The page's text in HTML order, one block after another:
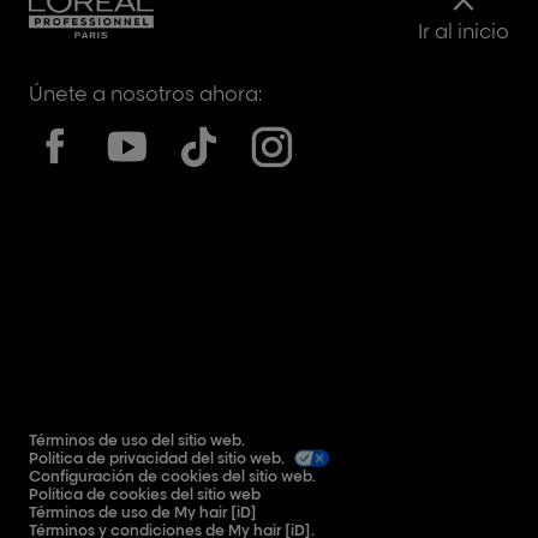
Ir al inicio
Únete a nosotros ahora:
Términos de uso del sitio web.
Política de privacidad del sitio web.
Configuración de cookies del sitio web.
Política de cookies del sitio web
Términos de uso de My hair [iD]
Términos y condiciones de My hair [iD].